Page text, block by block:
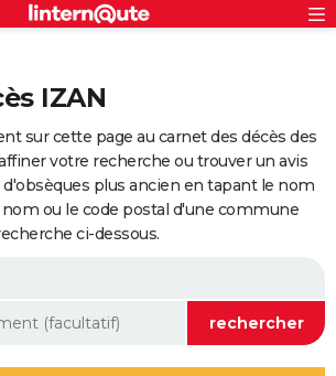
IZAN
sur cette page au carnet des décès des
votre recherche ou trouver un avis
d'obsèques plus ancien en tapant le nom
ou le code postal d'une commune
ci-dessous.